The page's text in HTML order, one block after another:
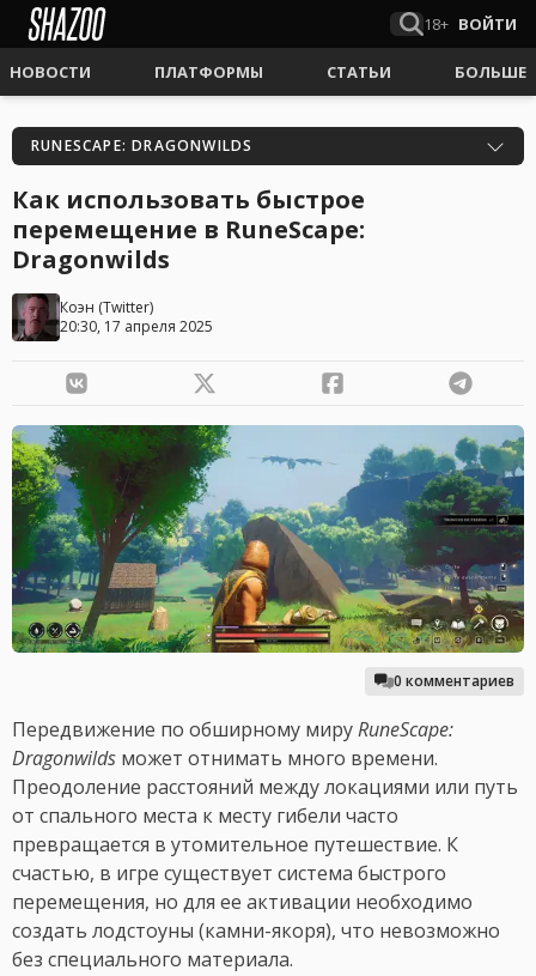
18+ ВОЙТИ
НОВОСТИ ПЛАТФОРМЫ СТАТЬИ БОЛЬШЕ
RUNESCAPE: DRAGONWILDS
Как использовать быстрое
перемещение в RuneScape:
Dragonwilds
Коэн (Twitter)
20:30, 17 апреля 2025
0 комментариев
Передвижение по обширному мируRuneScape:
Dragonwilds может отнимать много времени.
Преодоление расстояний между локациями или путь
от спального места к месту гибели часто
превращается в утомительное путешествие. К
счастью, в игре существует система быстрого
перемещения, но для ее активации необходимо
создать лодстоуны (камни-якоря), что невозможно
без специального материала.